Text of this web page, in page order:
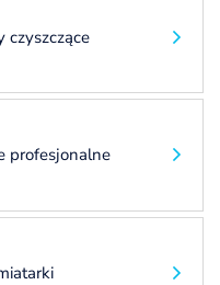
czyszczące
profesjonalne